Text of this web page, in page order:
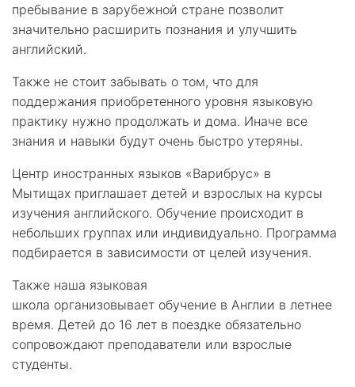
пребывание в зарубежной стране позволит
значительно расширить познания и улучшить
английский.
Также не стоит забывать о том, что для
поддержания приобретенного уровня языковую
практику нужно продолжать и дома. Иначе все
знания и навыки будут очень быстро утеряны.
Центр иностранных языков «Варибрус» в
Мытищах приглашает детей и взрослых на курсы
изучения английского. Обучение происходит в
небольших группах или индивидуально. Программа
подбирается в зависимости от целей изучения.
Также наша языковая
школа организовывает обучение в Англии в летнее
время. Детей до 16 лет в поездке обязательно
сопровождают преподаватели или взрослые
студенты.